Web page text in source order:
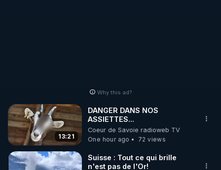
🌱 INSTAGRAM
https://www.instagram.com/rdlr_thierrycasasnovas/
http://rgnr.li/instagram
Why this ad?
13:21
DANGER DANS NOS
ASSIETTES...
Coeur de Savoie radioweb TV
One hour ago
72 views
Suisse : Tout ce qui brille
n'est pas de l'Or!